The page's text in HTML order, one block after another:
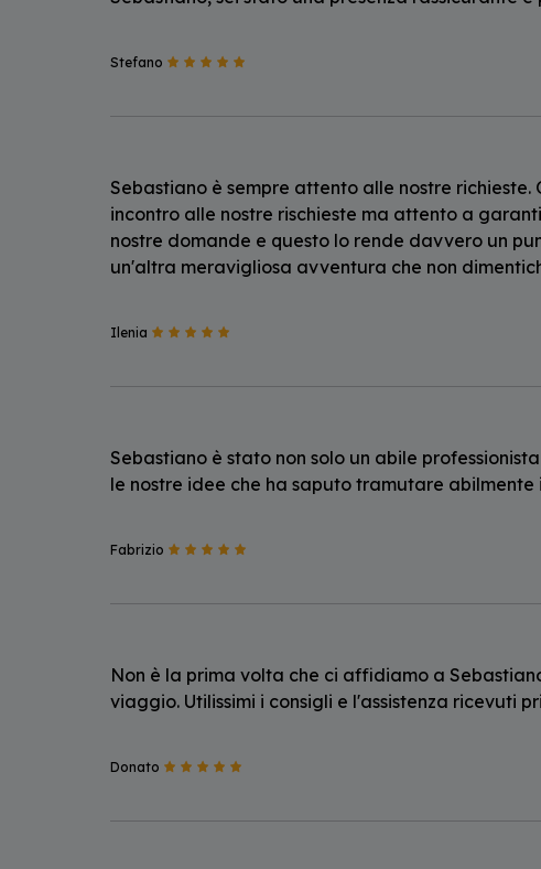
Stefano
Sebastiano è sempre attento alle nostre
incontro alle nostre rischieste ma attento a
nostre domande e questo lo rende davvero un
un'altra meravigliosa avventura che non
Ilenia
Sebastiano è stato non solo un abile
le nostre idee che ha saputo tramutare
Fabrizio
Non è la prima volta che ci affidiamo a
viaggio. Utilissimi i consigli e l'assistenza ricevuti
Donato